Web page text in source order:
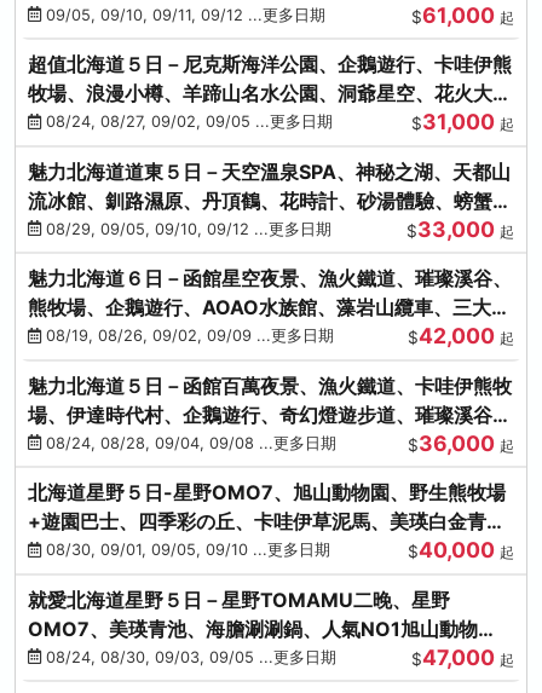
和牛螃蟹放題
09/05, 09/10, 09/11, 09/12 ...更多日期 $61,000 起
超值北海道５日－尼克斯海洋公園、企鵝遊行、卡哇伊熊
牧場、浪漫小樽、羊蹄山名水公園、洞爺星空、花火大
會、螃蟹懷石料理
08/24, 08/27, 09/02, 09/05 ...更多日期 $31,000 起
魅力北海道道東５日－天空溫泉SPA、神秘之湖、天都山
流冰館、釧路濕原、丹頂鶴、花時計、砂湯體驗、螃蟹吃
到飽08/29, 09/05, 09/10, 09/12 ...更多日期 $33,000 起
魅力北海道６日－函館星空夜景、漁火鐵道、璀璨溪谷、
熊牧場、企鵝遊行、AOAO水族館、藻岩山纜車、三大螃
蟹吃到飽
08/19, 08/26, 09/02, 09/09 ...更多日期 $42,000 起
魅力北海道５日－函館百萬夜景、漁火鐵道、卡哇伊熊牧
場、伊達時代村、企鵝遊行、奇幻燈遊步道、璀璨溪谷、
人氣NO1小丑漢堡
08/24, 08/28, 09/04, 09/08 ...更多日期 $36,000 起
北海道星野５日-星野OMO7、旭山動物園、野生熊牧場
+遊園巴士、四季彩の丘、卡哇伊草泥馬、美瑛白金青
池、螃蟹吃到飽
08/30, 09/01, 09/05, 09/10 ...更多日期 $40,000 起
就愛北海道星野５日－星野TOMAMU二晚、星野
OMO7、美瑛青池、海膽涮涮鍋、人氣NO1旭山動物
園、海鮮和牛螃蟹吃到飽
08/24, 08/30, 09/03, 09/05 ...更多日期 $47,000 起